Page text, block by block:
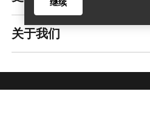
查找店铺
关于我们
继续